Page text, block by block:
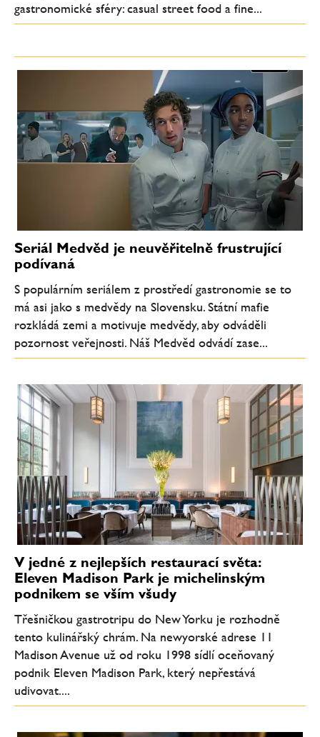
gastronomické sféry: casual street food a fine...
Seriál Medvěd je neuvěřitelně frustrující
podívaná
S populárním seriálem z prostředí gastronomie se to
má asi jako s medvědy na Slovensku. Státní mafie
rozkládá zemi a motivuje medvědy, aby odváděli
pozornost veřejnosti. Náš Medvěd odvádí zase...
V jedné z nejlepších restaurací světa:
Eleven Madison Park je michelinským
podnikem se vším všudy
Třešničkou gastrotripu do New Yorku je rozhodně
tento kulinářský chrám. Na newyorské adrese 11
Madison Avenue už od roku 1998 sídlí oceňovaný
podnik Eleven Madison Park, který nepřestává
udivovat....